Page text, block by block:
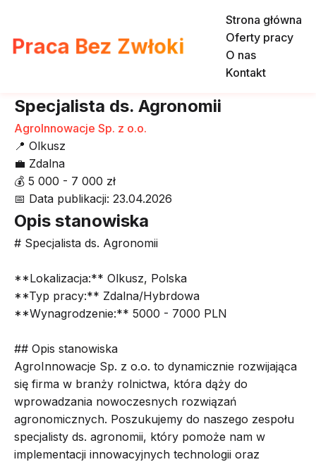
Praca Bez Zwłoki
Strona główna
Oferty pracy
O nas
Kontakt
Specjalista ds. Agronomii
AgroInnowacje Sp. z o.o.
📍 Olkusz
💼 Zdalna
💰 5 000 - 7 000 zł
📅 Data publikacji: 23.04.2026
Opis stanowiska
# Specjalista ds. Agronomii
**Lokalizacja:** Olkusz, Polska
**Typ pracy:** Zdalna/Hybrdowa
**Wynagrodzenie:** 5000 - 7000 PLN
## Opis stanowiska
AgroInnowacje Sp. z o.o. to dynamicznie rozwijająca
się firma w branży rolnictwa, która dąży do
wprowadzania nowoczesnych rozwiązań
agronomicznych. Poszukujemy do naszego zespołu
specjalisty ds. agronomii, który pomoże nam w
implementacji innowacyjnych technologii oraz